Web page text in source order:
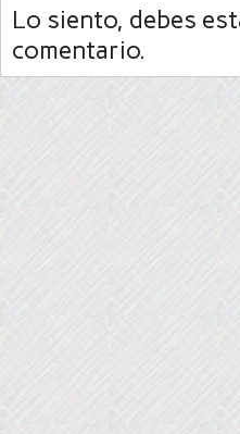
Lo siento, debes
comentario.